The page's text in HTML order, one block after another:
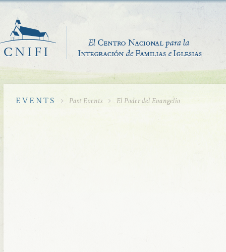
EVENTS Past Events El Poder del Evangelio